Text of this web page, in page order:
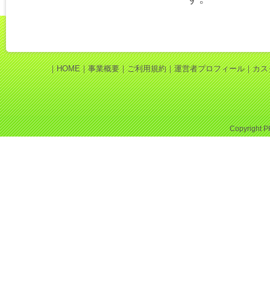
｜HOME｜事業概要｜ご利用規約｜運営者プロフィール｜カス
Copyright